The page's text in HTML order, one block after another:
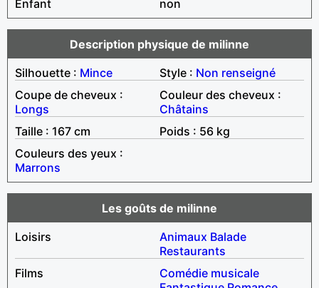
Enfant
non
Description physique de milinne
Silhouette : Mince Style : Non renseigné
Coupe de cheveux :
Longs
Couleur des cheveux :
Châtains
Taille : 167 cm
Poids : 56 kg
Couleurs des yeux :
Marrons
Les goûts de milinne
Loisirs
Animaux Balade
Restaurants
Films
Comédie musicale